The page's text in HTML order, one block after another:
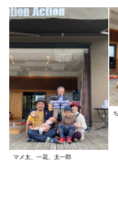
マメ太、一花、太一郎